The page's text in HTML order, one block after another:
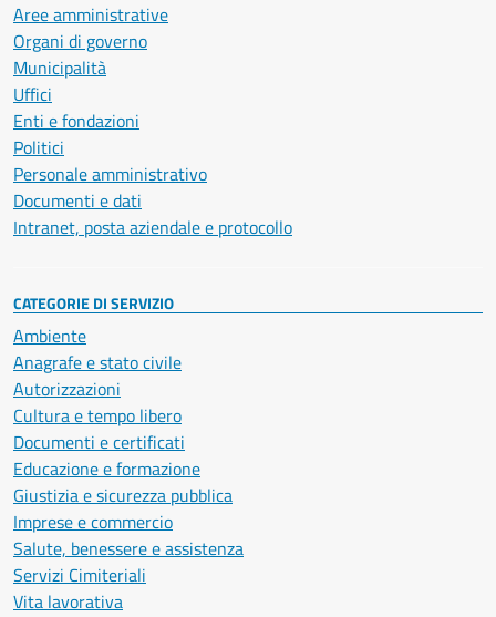
Aree amministrative
Organi di governo
Municipalità
Uffici
Enti e fondazioni
Politici
Personale amministrativo
Documenti e dati
Intranet, posta aziendale e protocollo
CATEGORIE DI SERVIZIO
Ambiente
Anagrafe e stato civile
Autorizzazioni
Cultura e tempo libero
Documenti e certificati
Educazione e formazione
Giustizia e sicurezza pubblica
Imprese e commercio
Salute, benessere e assistenza
Servizi Cimiteriali
Vita lavorativa